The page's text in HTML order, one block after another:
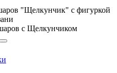
с Щелкунчиком